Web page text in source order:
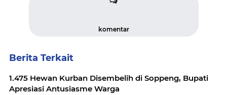
komentar
Berita Terkait
1.475 Hewan Kurban Disembelih di Soppeng, Bupati
Apresiasi Antusiasme Warga